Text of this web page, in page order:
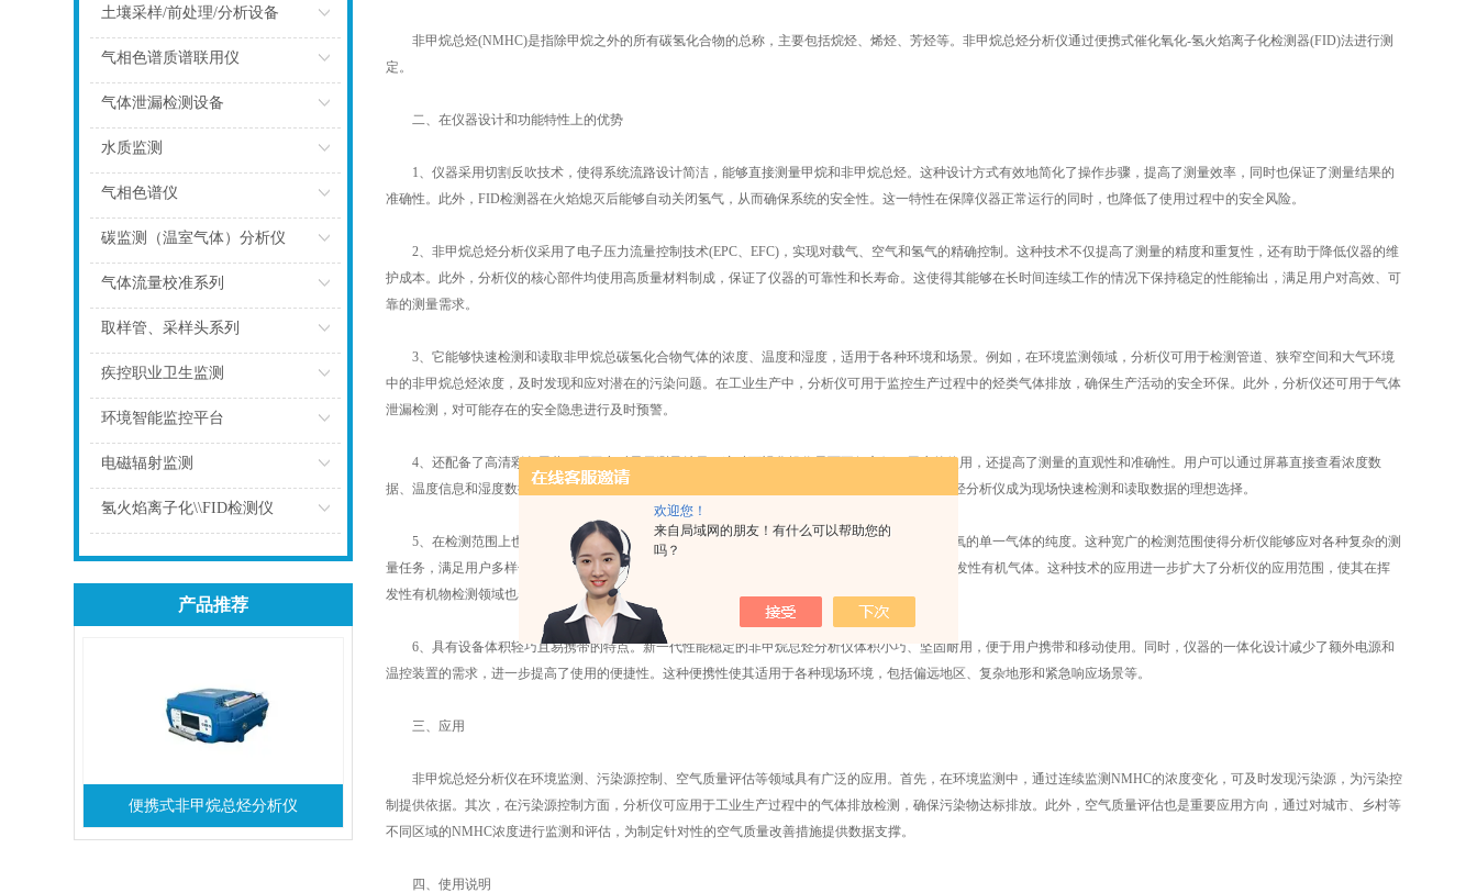
欢迎您！
来自局域网的朋友！有什么可以帮助您的
吗？
点击
土壤采样/前处理/分析设备
气相色谱质谱联用仪
气体泄漏检测设备
水质监测
气相色谱仪
点击
碳监测（温室气体）分析仪
气体流量校准系列
取样管、采样头系列
疾控职业卫生监测
环境智能监控平台
电磁辐射监测
点击
氢火焰离子化\\FID检测仪
产品推荐
便携式非甲烷总烃分析仪
非甲烷总烃(NMHC)是指除甲烷之外的所有碳氢化合物的总称，主要包括烷烃、烯烃、芳烃等。非甲烷总烃分析仪通过便携式催化氧化-氢火焰离子化检测器(FID)法进行测
定。
二、在仪器设计和功能特性上的优势
1、仪器采用切割反吹技术，使得系统流路设计简洁，能够直接测量甲烷和非甲烷总烃。这种设计方式有效地简化了操作步骤，提高了测量效率，同时也保证了测量结果的
准确性。此外，FID检测器在火焰熄灭后能够自动关闭氢气，从而确保系统的安全性。这一特性在保障仪器正常运行的同时，也降低了使用过程中的安全风险。
2、非甲烷总烃分析仪采用了电子压力流量控制技术(EPC、EFC)，实现对载气、空气和氢气的精确控制。这种技术不仅提高了测量的精度和重复性，还有助于降低仪器的维
护成本。此外，分析仪的核心部件均使用高质量材料制成，保证了仪器的可靠性和长寿命。这使得其能够在长时间连续工作的情况下保持稳定的性能输出，满足用户对高效、可
靠的测量需求。
3、它能够快速检测和读取非甲烷总碳氢化合物气体的浓度、温度和湿度，适用于各种环境和场景。例如，在环境监测领域，分析仪可用于检测管道、狭窄空间和大气环境
中的非甲烷总烃浓度，及时发现和应对潜在的污染问题。在工业生产中，分析仪可用于监控生产过程中的烃类气体排放，确保生产活动的安全环保。此外，分析仪还可用于气体
泄漏检测，对可能存在的安全隐患进行及时预警。
4、还配备了高清彩色屏幕，用于实时显示测量结果。这种可视化操作界面不仅方便了用户的使用，还提高了测量的直观性和准确性。用户可以通过屏幕直接查看浓度数
据、温度信息和湿度数据，并根据需要进行相应的调整和处理。这种便捷的操作方式使得非甲烷总烃分析仪成为现场快速检测和读取数据的理想选择。
5、在检测范围上也展现出了*的性能。它能够检测多达1000多种气体，并测量具有高浓度氮或氧的单一气体的纯度。这种宽广的检测范围使得分析仪能够应对各种复杂的测
量任务，满足用户多样化的需求。同时，还采用了PID光学离子传感器技术，能够检测到400多种挥发性有机气体。这种技术的应用进一步扩大了分析仪的应用范围，使其在挥
发性有机物检测领域也表现出色。
6、具有设备体积轻巧且易携带的特点。新一代性能稳定的非甲烷总烃分析仪体积小巧、坚固耐用，便于用户携带和移动使用。同时，仪器的一体化设计减少了额外电源和
温控装置的需求，进一步提高了使用的便捷性。这种便携性使其适用于各种现场环境，包括偏远地区、复杂地形和紧急响应场景等。
三、应用
非甲烷总烃分析仪在环境监测、污染源控制、空气质量评估等领域具有广泛的应用。首先，在环境监测中，通过连续监测NMHC的浓度变化，可及时发现污染源，为污染控
制提供依据。其次，在污染源控制方面，分析仪可应用于工业生产过程中的气体排放检测，确保污染物达标排放。此外，空气质量评估也是重要应用方向，通过对城市、乡村等
不同区域的NMHC浓度进行监测和评估，为制定针对性的空气质量改善措施提供数据支撑。
四、使用说明